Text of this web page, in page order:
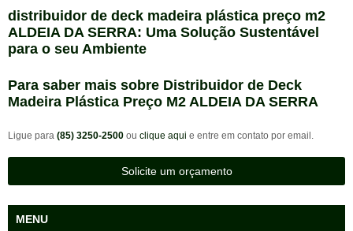
distribuidor de deck madeira plástica preço m2
ALDEIA DA SERRA: Uma Solução Sustentável
para o seu Ambiente
Para saber mais sobre Distribuidor de Deck
Madeira Plástica Preço M2 ALDEIA DA SERRA
Ligue para (85) 3250-2500 ou clique aqui e entre em contato por email.
Solicite um orçamento
MENU